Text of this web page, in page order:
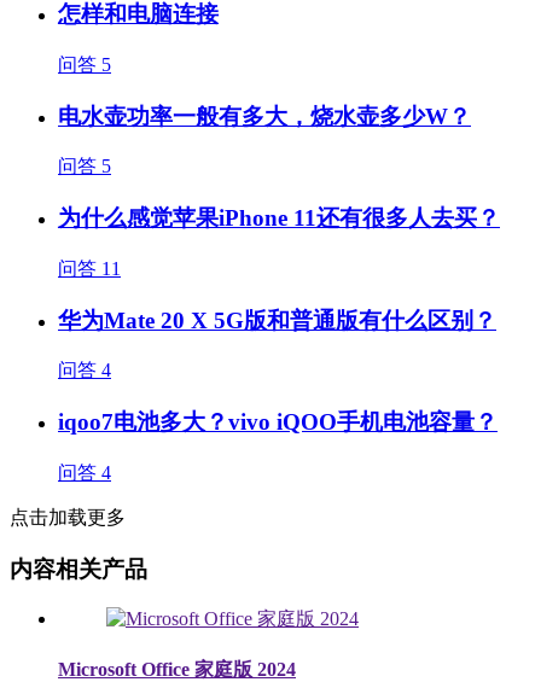
怎样和电脑连接
问答 5
电水壶功率一般有多大，烧水壶多少W？
问答 5
为什么感觉苹果iPhone 11还有很多人去买？
问答 11
华为Mate 20 X 5G版和普通版有什么区别？
问答 4
iqoo7电池多大？vivo iQOO手机电池容量？
问答 4
点击加载更多
内容相关产品
Microsoft Office 家庭版 2024